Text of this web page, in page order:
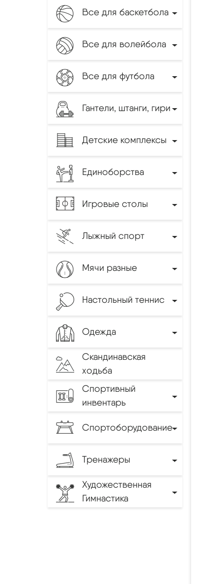
Все для баскетбола
Все для волейбола
Все для футбола
Гантели, штанги, гири
Детские комплексы
Единоборства
Игровые столы
Лыжный спорт
Мячи разные
Настольный теннис
Одежда
Скандинавская
ходьба
Спортивный
инвентарь
Спортоборудование
Тренажеры
Художественная
Гимнастика